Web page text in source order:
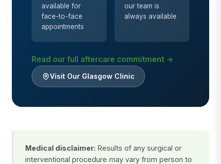
available for
face-to-face
appointments
our team is
always available
Read our full aftercare commitment →
Visit Our Glasgow Clinic
Medical disclaimer: Results of any surgical or
interventional procedure may vary from person to